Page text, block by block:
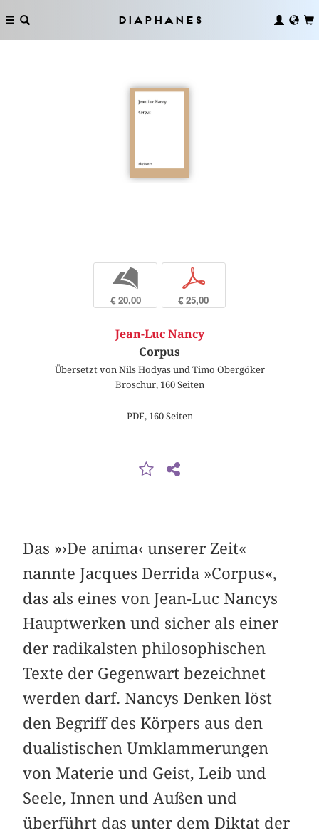
Diaphanes
b
€ 20,00
p
€ 25,00
Jean-Luc Nancy
Corpus
Übersetzt von Nils Hodyas und Timo Obergöker
Broschur, 160 Seiten
PDF, 160 Seiten
Das »›De anima‹ unserer Zeit«
nannte Jacques Derrida »Corpus«,
das als eines von Jean-Luc Nancys
Hauptwerken und sicher als einer
der radikalsten philosophischen
Texte der Gegenwart bezeichnet
werden darf. Nancys Denken löst
den Begriff des Körpers aus den
dualistischen Umklammerungen
von Materie und Geist, Leib und
Seele, Innen und Außen und
überführt das unter dem Diktat der